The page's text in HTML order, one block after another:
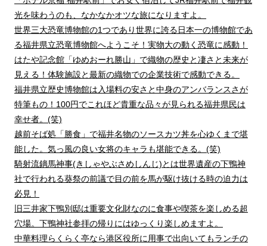
光を味わうのも、なかなかオツな旅になりますよ。
世界三大恐竜博物館の1つであり世界に誇る日本一の博物館であ
る福井県立恐竜博物館へようこそ！実物大の動く恐竜に感動！
はたや記念館「ゆめおーれ勝山」で織物の歴史と凄さと未来が
見える！体験施設と最新の織物での企業技術で感動できる。
福井県立歴史博物館は入場料の安さと中身のアンバランスさが
特筆もの！100円でこれほど貴重な品々が見られる福井県民は
幸せ者。(笑)
越前そば処「勝食」で福井名物のソースカツ丼を心ゆくまで堪
能した。気っ風の良い女将のキャラも堪能できる。(笑)
騎射流鏑馬神事(きしゃやぶさめしんじ)とは世界遺産の下鴨神
社で行われる葵祭の前議で目の前を馬が駆け抜ける時の迫力は
必見！
旧三井家下鴨別邸は重要文化財なのに食事や喫茶を楽しめる超
穴場。下鴨神社参拝の帰りにはゆっくり楽しめますよ。
中華料理らくらく亭なら港区役所に用事で出向いてもランチの